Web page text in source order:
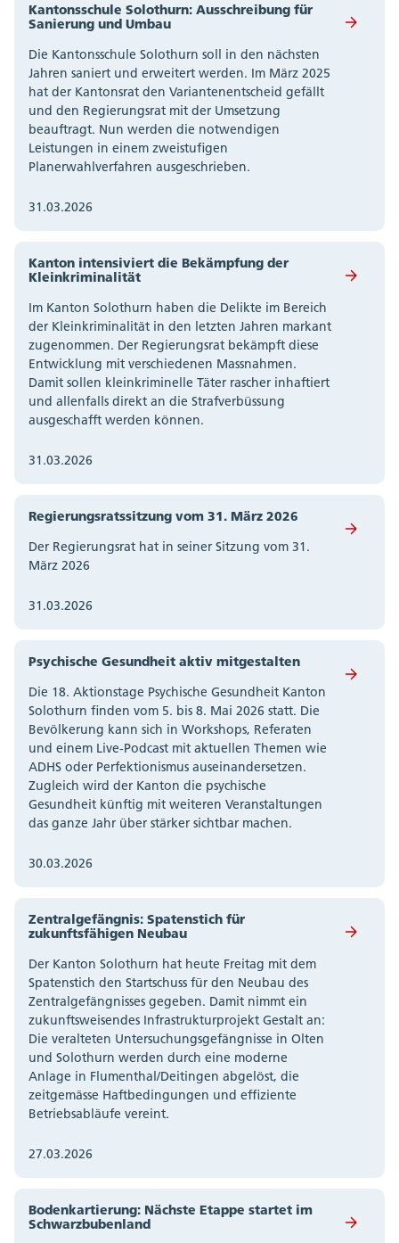
Kantonsschule Solothurn: Ausschreibung für
Sanierung und Umbau
Die Kantonsschule Solothurn soll in den nächsten
Jahren saniert und erweitert werden. Im März 2025
hat der Kantonsrat den Variantenentscheid gefällt
und den Regierungsrat mit der Umsetzung
beauftragt. Nun werden die notwendigen
Leistungen in einem zweistufigen
Planerwahlverfahren ausgeschrieben.
31.03.2026
Kanton intensiviert die Bekämpfung der
Kleinkriminalität
Im Kanton Solothurn haben die Delikte im Bereich
der Kleinkriminalität in den letzten Jahren markant
zugenommen. Der Regierungsrat bekämpft diese
Entwicklung mit verschiedenen Massnahmen.
Damit sollen kleinkriminelle Täter rascher inhaftiert
und allenfalls direkt an die Strafverbüssung
ausgeschafft werden können.
31.03.2026
Regierungsratssitzung vom 31. März 2026
Der Regierungsrat hat in seiner Sitzung vom 31.
März 2026
31.03.2026
Psychische Gesundheit aktiv mitgestalten
Die 18. Aktionstage Psychische Gesundheit Kanton
Solothurn finden vom 5. bis 8. Mai 2026 statt. Die
Bevölkerung kann sich in Workshops, Referaten
und einem Live-Podcast mit aktuellen Themen wie
ADHS oder Perfektionismus auseinandersetzen.
Zugleich wird der Kanton die psychische
Gesundheit künftig mit weiteren Veranstaltungen
das ganze Jahr über stärker sichtbar machen.
30.03.2026
Zentralgefängnis: Spatenstich für
zukunftsfähigen Neubau
Der Kanton Solothurn hat heute Freitag mit dem
Spatenstich den Startschuss für den Neubau des
Zentralgefängnisses gegeben. Damit nimmt ein
zukunftsweisendes Infrastrukturprojekt Gestalt an:
Die veralteten Untersuchungsgefängnisse in Olten
und Solothurn werden durch eine moderne
Anlage in Flumenthal/Deitingen abgelöst, die
zeitgemässe Haftbedingungen und effiziente
Betriebsabläufe vereint.
27.03.2026
Bodenkartierung: Nächste Etappe startet im
Schwarzbubenland